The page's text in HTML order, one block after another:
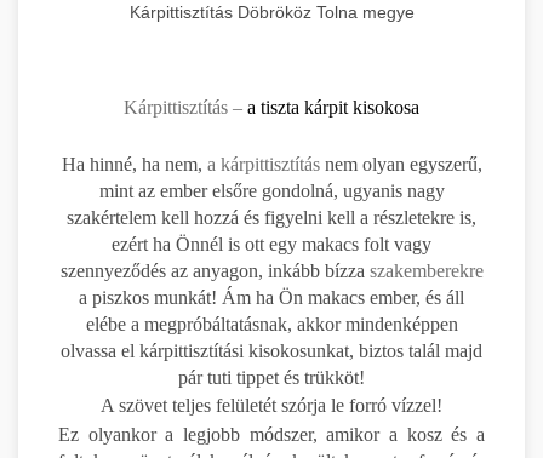
Kárpittisztítás Döbrököz Tolna megye
Kárpittisztítás – a tiszta kárpit kisokosa
Ha hinné, ha nem, a kárpittisztításnem olyan egyszerű,
mint az ember elsőre gondolná, ugyanis nagy
szakértelem kell hozzá és figyelni kell a részletekre is,
ezért ha Önnél is ott egy makacs folt vagy
szennyeződés az anyagon, inkább bízza szakemberekre
a piszkos munkát! Ám ha Ön makacs ember, és áll
elébe a megpróbáltatásnak, akkor mindenképpen
olvassa el kárpittisztítási kisokosunkat, biztos talál majd
pár tuti tippet és trükköt!
A szövet teljes felületét szórja le forró vízzel!
Ez olyankor a legjobb módszer, amikor a kosz és a